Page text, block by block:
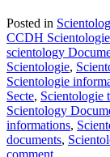
Posted in
CCDH Scientologie
scientology
Scientologie,
Scientologie
Secte, Scientologie
Scientology
informations,
documents,